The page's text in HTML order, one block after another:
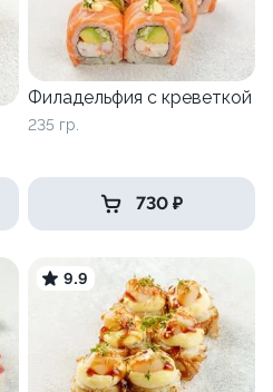
Филадельфия с креветкой
235 гр.
730 ₽
9.9